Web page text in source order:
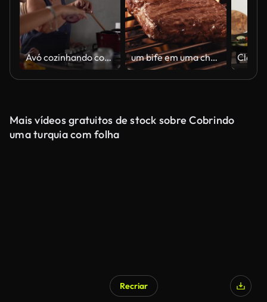
Avó cozinhando com netas em casa um bife em uma churrasqueira de churrasco
Mais vídeos gratuitos de stock sobre Cobrindo
uma turquia com folha
Recriar